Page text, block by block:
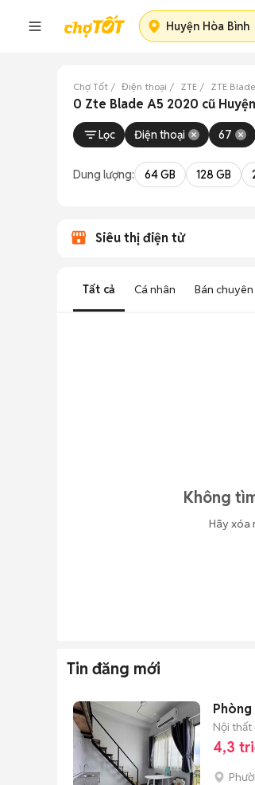
Huyện Hòa Bình
Chợ Tốt Điện thoại ZTE ZTE
0 Zte Blade A5 2020 cũ
Lọc Điện thoại 67
Dung lượng: 64 GB 128 GB
Siêu thị điện tử
Tất cả Cá nhân Bán chuyên
Không
Hãy xóa
Tin đăng mới
Phòng
Nội thất
4,3